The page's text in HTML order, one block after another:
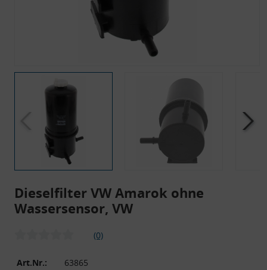
Dieselfilter VW Amarok ohne
Wassersensor, VW
(0)
Art.Nr.:
63865